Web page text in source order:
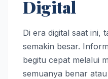
Digital
Di era digital saat ini,
semakin besar.
begitu cepat melalui
semuanya benar